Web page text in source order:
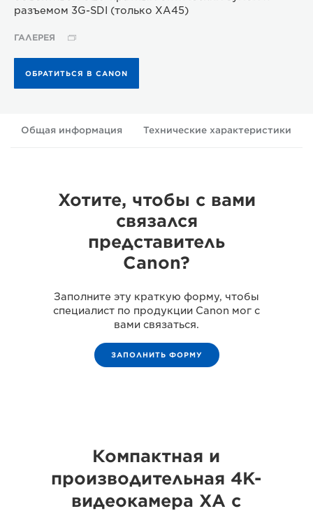
разъемом 3G-SDI (только XA45)
ГАЛЕРЕЯ
ОБРАТИТЬСЯ В CANON
Общая информация Технические характеристики
Хотите, чтобы с вами
связался
представитель
Canon?
Заполните эту краткую форму, чтобы
специалист по продукции Canon мог с
вами связаться.
ЗАПОЛНИТЬ ФОРМУ
Компактная и
производительная 4K-
видеокамера XA с